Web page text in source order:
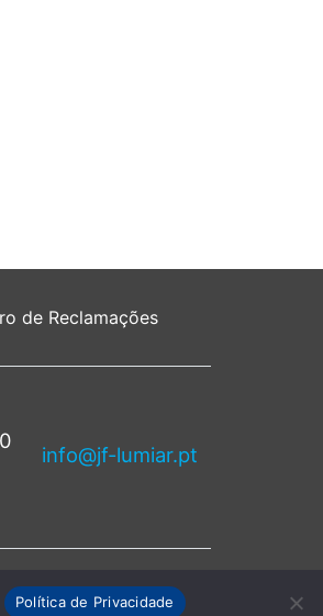
de Reclamações
info@jf-lumiar.pt
Política de Privacidade